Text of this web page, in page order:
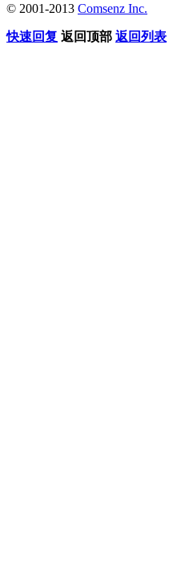
© 2001-2013 Comsenz Inc.
快速回复 返回顶部 返回列表